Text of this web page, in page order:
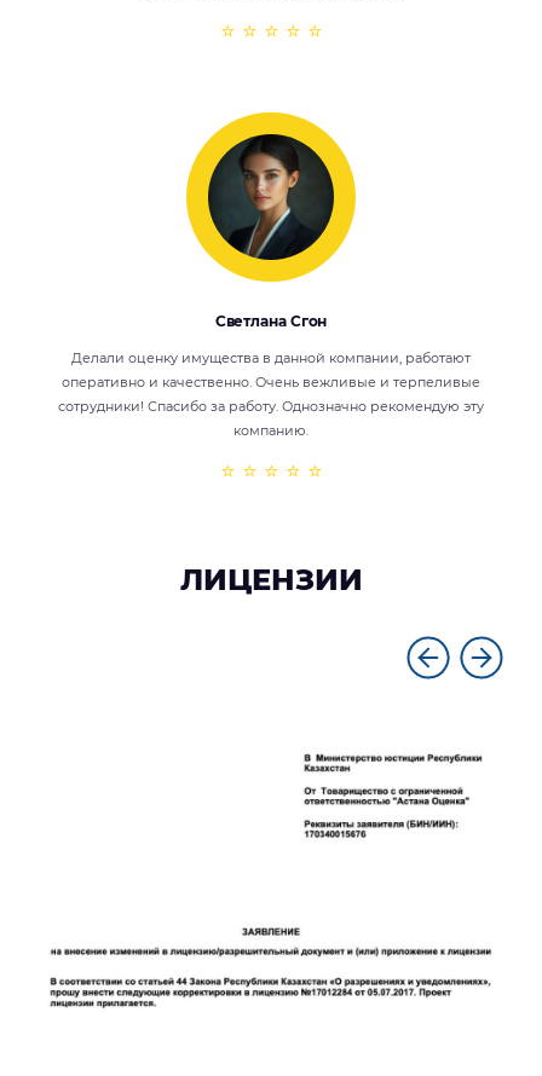
⭐ ⭐ ⭐ ⭐ ⭐
Светлана Сгон
Делали оценку имущества в данной компании, работают
оперативно и качественно. Очень вежливые и терпеливые
сотрудники! Спасибо за работу. Однозначно рекомендую эту
компанию.
⭐ ⭐ ⭐ ⭐ ⭐
ЛИЦЕНЗИИ